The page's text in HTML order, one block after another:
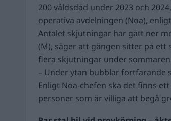
200 våldsdåd under 2023 och
operativa avdelningen (Noa),
Antalet skjutningar har gått ner
(M), säger att gängen sitter på
flera skjutningar under
– Under ytan bubblar fortfarande
Enligt Noa-chefen ska det finns
personer som är villiga att begå